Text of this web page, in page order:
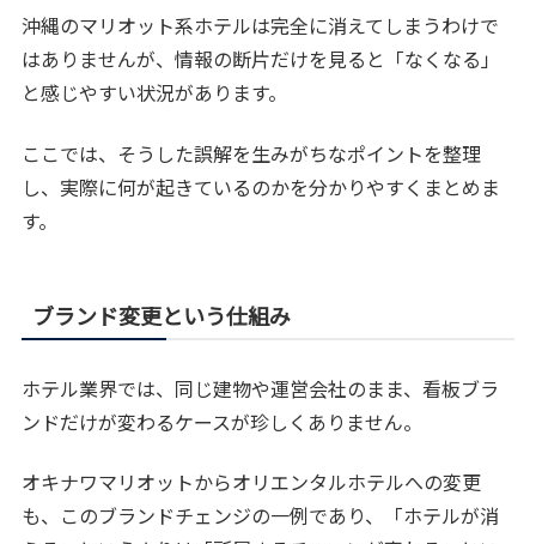
沖縄のマリオット系ホテルは完全に消えてしまうわけで
はありませんが、情報の断片だけを見ると「なくなる」
と感じやすい状況があります。
ここでは、そうした誤解を生みがちなポイントを整理
し、実際に何が起きているのかを分かりやすくまとめま
す。
ブランド変更という仕組み
ホテル業界では、同じ建物や運営会社のまま、看板ブラ
ンドだけが変わるケースが珍しくありません。
オキナワマリオットからオリエンタルホテルへの変更
も、このブランドチェンジの一例であり、「ホテルが消